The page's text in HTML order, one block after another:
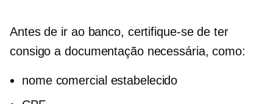
Antes de ir ao banco, certifique-se de ter
consigo a documentação necessária, como:
nome comercial estabelecido